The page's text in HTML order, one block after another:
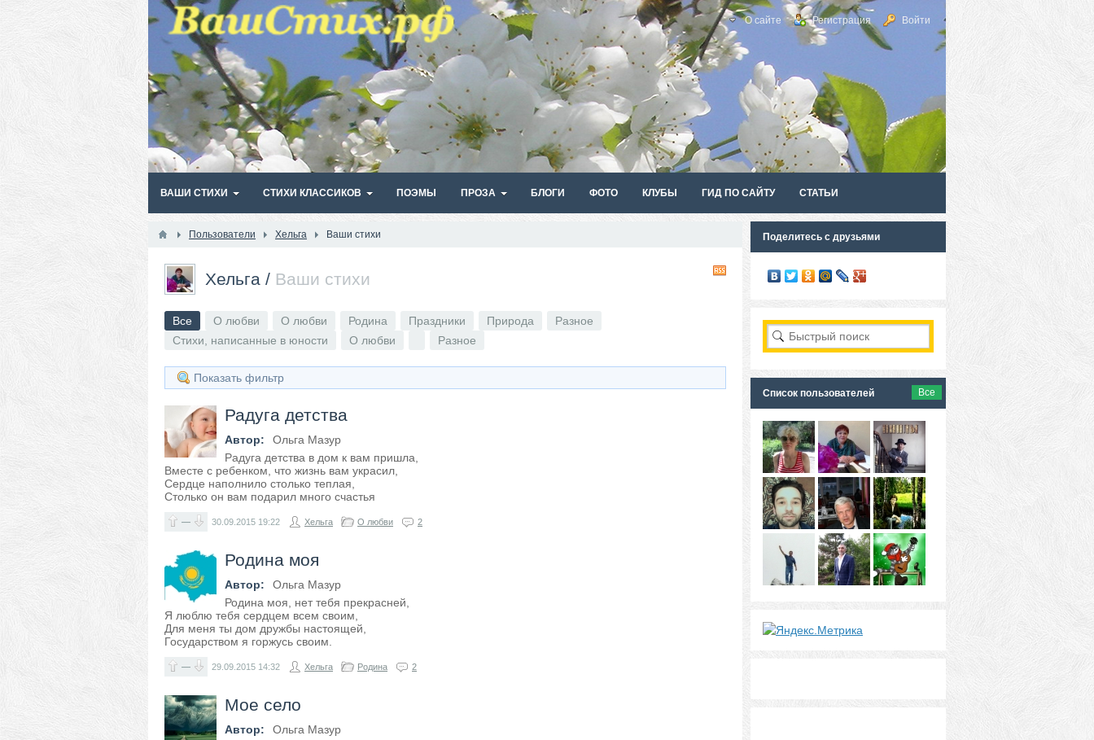
О сайте Регистрация Войти
ВАШИ СТИХИ СТИХИ КЛАССИКОВ ПОЭМЫ ПРОЗА БЛОГИ ФОТО КЛУБЫ ГИД ПО САЙТУ СТАТЬИ
Пользователи Хельга Ваши стихи
RSS
Хельга / Ваши стихи
Все О любви О любви Родина Праздники Природа
Разное
Стихи, написанные в юности
О любви Разное
Показать фильтр
Радуга детства
Автор:
Ольга Мазур
Радуга детства в дом к вам пришла,
Вместе с ребенком, что жизнь вам украсил,
Сердце наполнило столько теплая,
Столько он вам подарил много счастья
— 30.09.2015 19:22 Хельга О любви 2
Родина моя
Автор:
Ольга Мазур
Родина моя, нет тебя прекрасней,
Я люблю тебя сердцем всем своим,
Для меня ты дом дружбы настоящей,
Государством я горжусь своим.
— 29.09.2015 14:32 Хельга Родина 2
Мое село
Автор:
Ольга Мазур
Поделитесь с друзьями
Список пользователей Все